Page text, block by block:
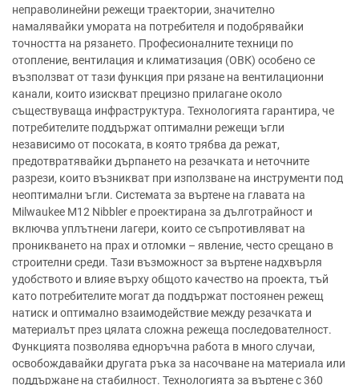
неправолинейни режещи траектории, значително
намалявайки умората на потребителя и подобрявайки
точността на рязането. Професионалните техници по
отопление, вентилация и климатизация (ОВК) особено се
възползват от тази функция при рязане на вентилационни
канали, които изискват прецизно прилагане около
съществуваща инфраструктура. Технологията гарантира, че
потребителите поддържат оптимални режещи ъгли
независимо от посоката, в която трябва да режат,
предотвратявайки дърпането на резачката и неточните
разрези, които възникват при използване на инструменти под
неоптимални ъгли. Системата за въртене на главата на
Milwaukee M12 Nibbler е проектирана за дълготрайност и
включва уплътнени лагери, които се съпротивляват на
проникването на прах и отломки – явление, често срещано в
строителни среди. Тази възможност за въртене надхвърля
удобството и влияе върху общото качество на проекта, тъй
като потребителите могат да поддържат постоянен режещ
натиск и оптимално взаимодействие между резачката и
материалът през цялата сложна режеща последователност.
Функцията позволява едноръчна работа в много случаи,
освобождавайки другата ръка за насочване на материала или
поддържане на стабилност. Технологията за въртене с 360